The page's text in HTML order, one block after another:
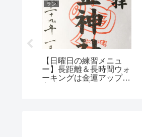
ラン
【日曜日の練習メニュ
ー】長距離＆長時間ウォ
ーキングは金運アップと